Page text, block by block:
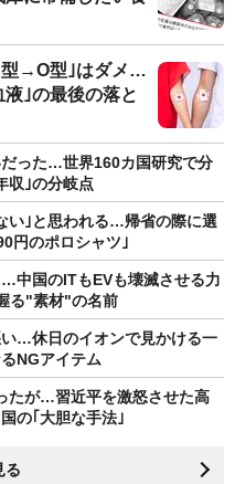
型→O型｣はダメ…
｣の最後の落と
だった…世界160カ国研究で分
収｣の分岐点
い｣と思われる…帰省の際に選
円のポロシャツ｣
中国のITもEVも壊滅させる力
る"素材"の名前
い…休日のイオンで見かける一
NGアイテム
たが…習近平を激怒させた高
の｢大胆な手法｣
る